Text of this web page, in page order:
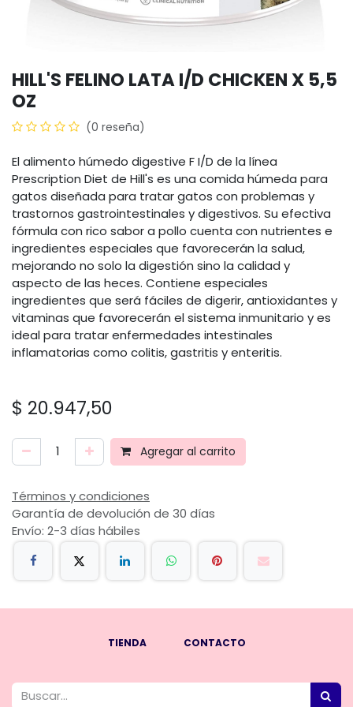
HILL'S FELINO LATA I/D CHICKEN X 5,5
OZ
(0 reseña)
El alimento húmedo digestive F I/D de la línea
Prescription Diet de Hill's es una comida húmeda para
gatos diseñada para tratar gatos con problemas y
trastornos gastrointestinales y digestivos. Su efectiva
fórmula con rico sabor a pollo cuenta con nutrientes e
ingredientes especiales que favorecerán la salud,
mejorando no solo la digestión sino la calidad y
aspecto de las heces. Contiene especiales
ingredientes que será fáciles de digerir, antioxidantes y
vitaminas que favorecerán el sistema inmunitario y es
ideal para tratar enfermedades intestinales
inflamatorias como colitis, gastritis y enteritis.
$ 20.947,50
Agregar al carrito
Términos y condiciones
Garantía de devolución de 30 días
Envío: 2-3 días hábiles
TIENDA CONTACTO